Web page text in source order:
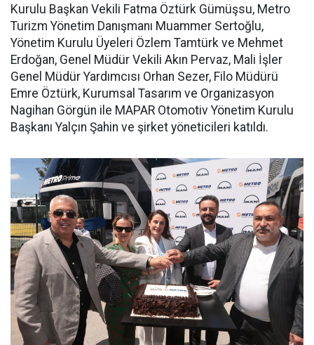
Kurulu Başkan Vekili Fatma Öztürk Gümüşsu, Metro
Turizm Yönetim Danışmanı Muammer Sertoğlu,
Yönetim Kurulu Üyeleri Özlem Tamtürk ve Mehmet
Erdoğan, Genel Müdür Vekili Akın Pervaz, Mali İşler
Genel Müdür Yardımcısı Orhan Sezer, Filo Müdürü
Emre Öztürk, Kurumsal Tasarım ve Organizasyon
Nagihan Görgün ile MAPAR Otomotiv Yönetim Kurulu
Başkanı Yalçın Şahin ve şirket yöneticileri katıldı.